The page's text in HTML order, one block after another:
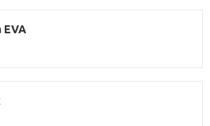
EVA